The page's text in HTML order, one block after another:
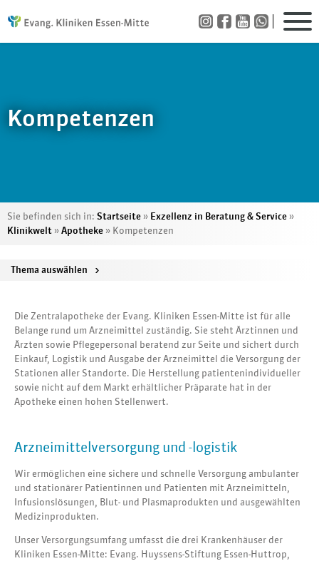
Kompetenzen
Sie befinden sich in: Startseite » Exzellenz in Beratung & Service »
Klinikwelt » Apotheke » Kompetenzen
Thema auswählen >
Die Zentralapotheke der Evang. Kliniken Essen-Mitte ist für alle
Belange rund um Arzneimittel zuständig. Sie steht Ärztinnen und
Ärzten sowie Pflegepersonal beratend zur Seite und sichert durch
Einkauf, Logistik und Ausgabe der Arzneimittel die Versorgung der
Stationen aller Standorte. Die Herstellung patientenindividueller
sowie nicht auf dem Markt erhältlicher Präparate hat in der
Apotheke einen hohen Stellenwert.
Arzneimittelversorgung und -logistik
Wir ermöglichen eine sichere und schnelle Versorgung ambulanter
und stationärer Patientinnen und Patienten mit Arzneimitteln,
Infusionslösungen, Blut- und Plasmaprodukten und ausgewählten
Medizinprodukten.
Unser Versorgungsumfang umfasst die drei Krankenhäuser der
Kliniken Essen-Mitte: Evang. Huyssens-Stiftung Essen-Huttrop,